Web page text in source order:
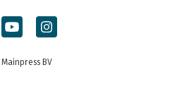
BV